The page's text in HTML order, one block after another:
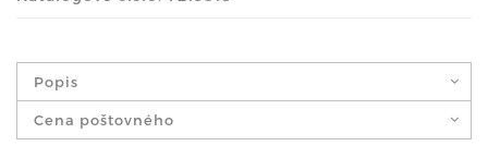
Popis
Cena poštovného